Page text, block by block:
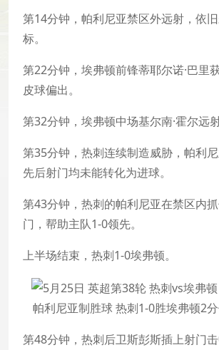
第14分钟，帕利尼亚禁区外远射，依
标。
第22分钟，埃弗顿前锋蒂耶尔诺·巴里
皮球偏出。
第32分钟，埃弗顿中场基尔南·霍尔远射
第35分钟，热刺连续制造威胁，帕利
先后射门均未能转化为进球。
第43分钟，热刺的帕利尼亚在禁区内
门，帮助主队1-0领先。
上半场结束，热刺1-0埃弗顿。
帕利尼亚制胜球 热刺1-0胜埃弗顿2
第48分钟，热刺后卫斯彭斯插上射门